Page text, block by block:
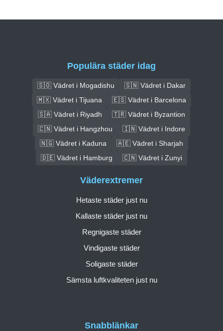
Populära städer idag
🇸🇴 Vädret i Mogadishu
🇸🇳 Vädret i Dakar
🇲🇽 Vädret i Tijuana
🇪🇸 Vädret i Barcelona
🇸🇦 Vädret i Riyadh
🇹🇷 Vädret i Byzantion
🇨🇳 Vädret i Hangzhou
🇮🇳 Vädret i Indore
🇳🇬 Vädret i Kaduna
🇦🇪 Vädret i Sharjah
🇩🇪 Vädret i Hamburg
🇨🇳 Vädret i Zunyi
Snabblänkar
Väderextremer
Hetaste städer just nu
Kallaste städer just nu
Regnigaste städer
Vindigaste städer
Soligaste städer
Sämsta luftkvaliteten just nu